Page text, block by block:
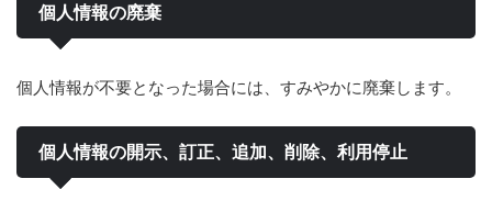
個人情報の廃棄
個人情報が不要となった場合には、すみやかに廃棄します。
個人情報の開示、訂正、追加、削除、利用停止